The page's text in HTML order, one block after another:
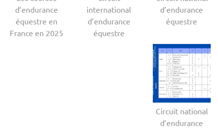
d’endurance
équestre en
France en 2025
international
d’endurance
équestre
d’endurance
équestre
Circuit national
d’endurance